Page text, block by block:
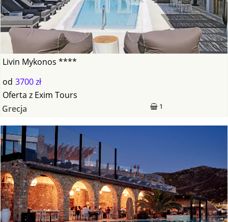
Livin Mykonos ****
od 3700 zł
1
Oferta z Exim Tours
Grecja